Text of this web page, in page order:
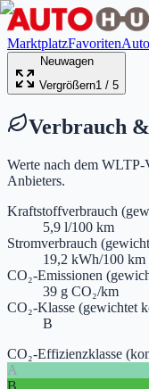
MarktplatzFavoriten
Neuwagen
Vergrößern1 / 5
Verbrauch
Werte nach dem
Anbieters.
Kraftstoffverbrauch
5,9 l/100 km
Stromverbrauch
19,2 kWh/100 km
CO₂-Emissionen
39 g CO₂/km
CO₂-Klasse (gewichtet
B
CO₂-Effizienzklasse
A
B